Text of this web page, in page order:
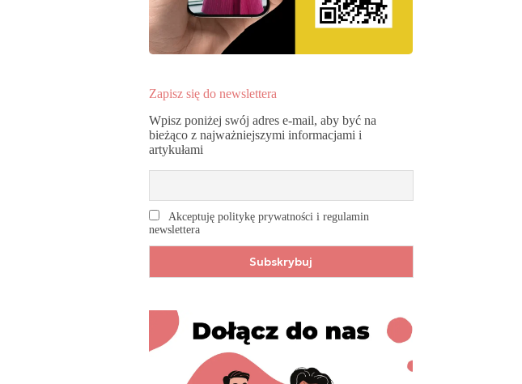
Zapisz się do newslettera
Wpisz poniżej swój adres e-mail, aby być na
bieżąco z najważniejszymi informacjami i
artykułami
Akceptuję politykę prywatności i regulamin
newslettera